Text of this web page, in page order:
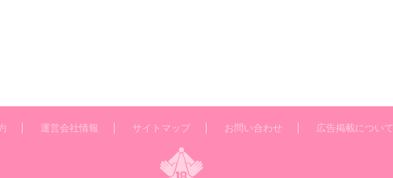
運営会社情報 サイトマップ お問い合わせ 広告掲載について